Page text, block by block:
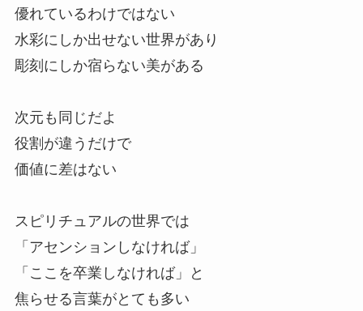
優れているわけではない
水彩にしか出せない世界があり
彫刻にしか宿らない美がある
次元も同じだよ
役割が違うだけで
価値に差はない
スピリチュアルの世界では
「アセンションしなければ」
「ここを卒業しなければ」と
焦らせる言葉がとても多い